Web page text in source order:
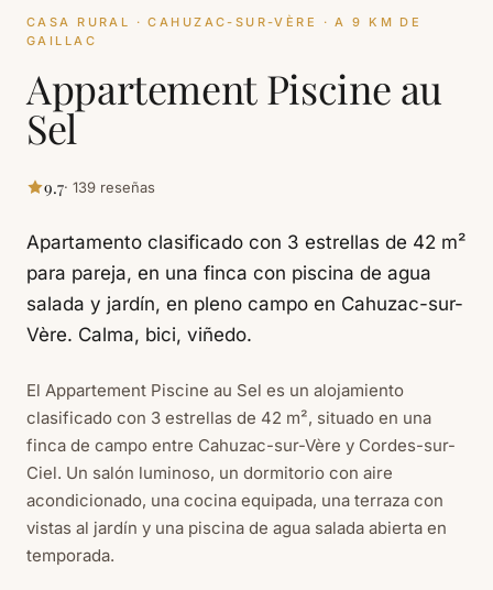
CASA RURAL · CAHUZAC-SUR-VÈRE · A 9 KM DE
GAILLAC
Appartement Piscine au
Sel
9.7· 139 reseñas
Apartamento clasificado con 3 estrellas de 42 m²
para pareja, en una finca con piscina de agua
salada y jardín, en pleno campo en Cahuzac-sur-
Vère. Calma, bici, viñedo.
El Appartement Piscine au Sel es un alojamiento
clasificado con 3 estrellas de 42 m², situado en una
finca de campo entre Cahuzac-sur-Vère y Cordes-sur-
Ciel. Un salón luminoso, un dormitorio con aire
acondicionado, una cocina equipada, una terraza con
vistas al jardín y una piscina de agua salada abierta en
temporada.